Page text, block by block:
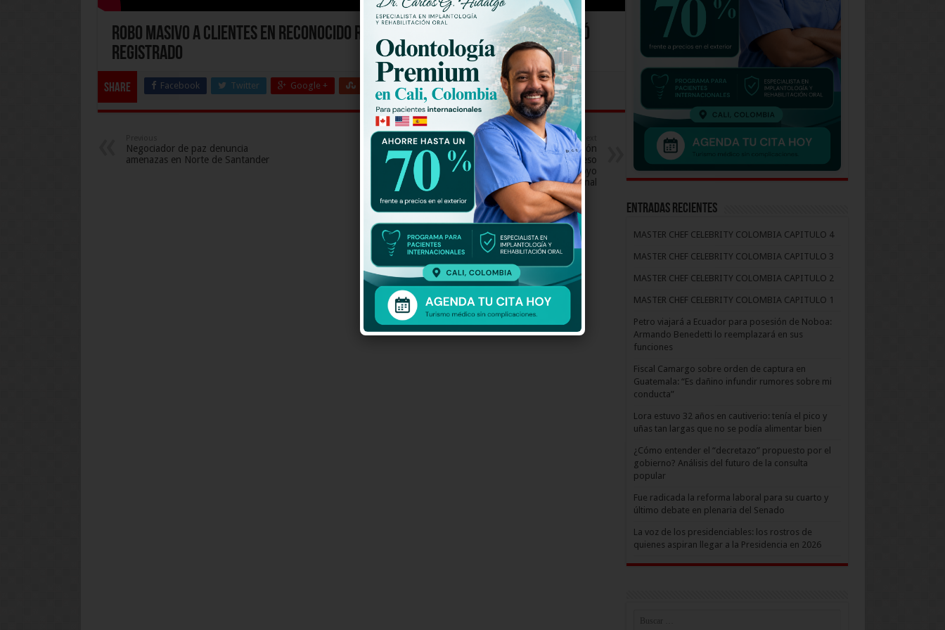
Robo masivo a clientes en reconocido restaurante de Girardot: todo quedó
registrado
Share Facebook Twitter Google + Stumbleupon LinkedIn Pinterest
Negociador de paz denuncia
amenazas en Norte de Santander
Next
Universidad deberá pedir perdón
a estudiante por prohibir ingreso
de su mascota de apoyo
emocional
Entradas recientes
MASTER CHEF CELEBRITY COLOMBIA CAPITULO 4
MASTER CHEF CELEBRITY COLOMBIA CAPITULO 3
MASTER CHEF CELEBRITY COLOMBIA CAPITULO 2
MASTER CHEF CELEBRITY COLOMBIA CAPITULO 1
Petro viajará a Ecuador para posesión de Noboa:
Armando Benedetti lo reemplazará en sus
funciones
Fiscal Camargo sobre orden de captura en
Guatemala: “Es dañino infundir rumores sobre mi
conducta”
Lora estuvo 32 años en cautiverio: tenía el pico y
uñas tan largas que no se podía alimentar bien
¿Cómo entender el “decretazo” propuesto por el
gobierno? Análisis del futuro de la consulta
popular
Fue radicada la reforma laboral para su cuarto y
último debate en plenaria del Senado
La voz de los presidenciables: los rostros de
quienes aspiran llegar a la Presidencia en 2026